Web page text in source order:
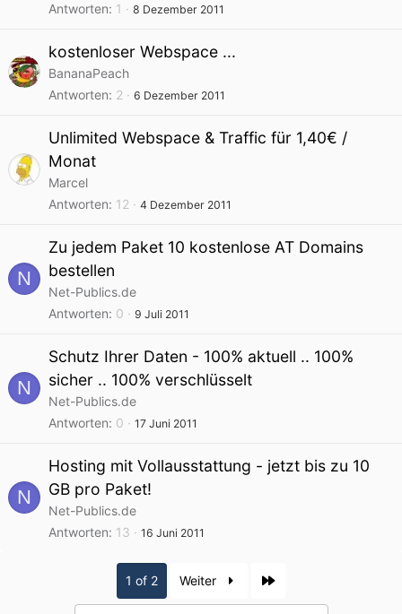
Antworten 1 8 Dezember 2011
kostenloser Webspace ...
BananaPeach
Antworten 2 6 Dezember 2011
Unlimited Webspace & Traffic für 1,40€ /
Monat
Marcel
Antworten 12 4 Dezember 2011
N
Zu jedem Paket 10 kostenlose AT Domains
bestellen
Net-Publics.de
Antworten 0 9 Juli 2011
N
Schutz Ihrer Daten - 100% aktuell .. 100%
sicher .. 100% verschlüsselt
Net-Publics.de
Antworten 0 17 Juni 2011
N
Hosting mit Vollausstattung - jetzt bis zu 10
GB pro Paket!
Net-Publics.de
Antworten 13 16 Juni 2011
1 of 2 Weiter